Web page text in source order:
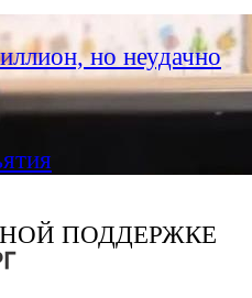
но неудачно
ПОДДЕРЖКЕ